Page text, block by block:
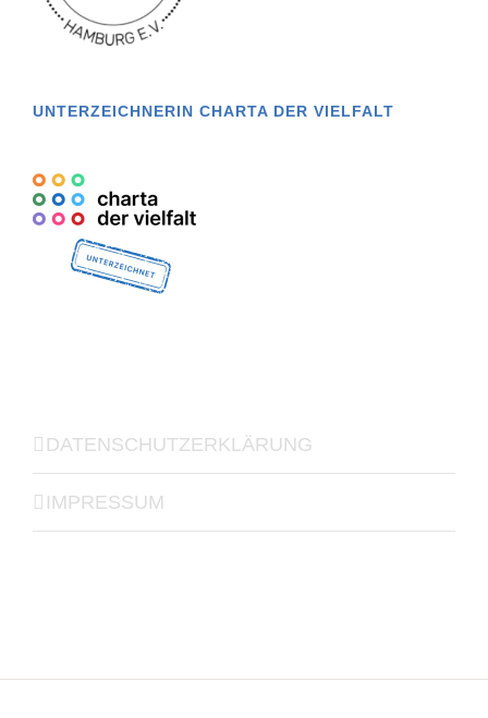
UNTERZEICHNERIN CHARTA DER VIELFALT
DATENSCHUTZERKLÄRUNG
IMPRESSUM